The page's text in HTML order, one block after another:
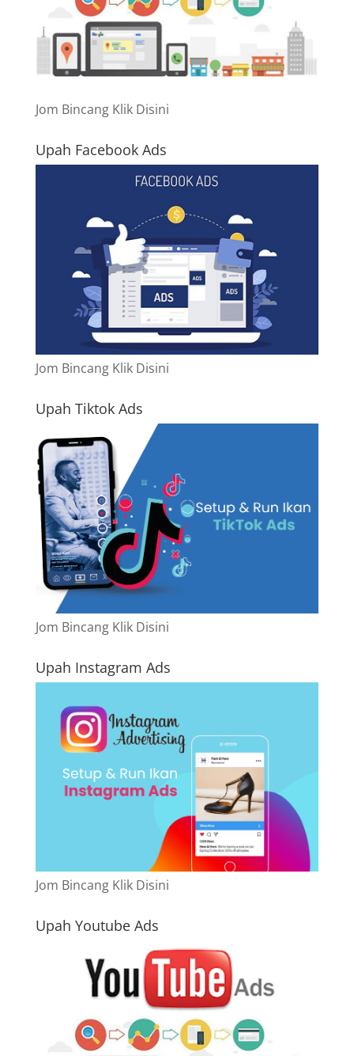
Jom Bincang Klik Disini
Upah Facebook Ads
Jom Bincang Klik Disini
Upah Tiktok Ads
Jom Bincang Klik Disini
Upah Instagram Ads
Jom Bincang Klik Disini
Upah Youtube Ads